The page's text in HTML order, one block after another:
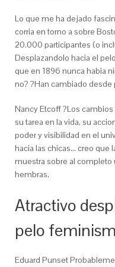
Lo que me ha dejado
corria en torno a sobre
20.000 participantes (o
Desplazandolo hacia el
que en 1896 nunca habia
no? ?Han cambiado desde
Nancy Etcoff ?Los
su tarea en la vida, su
poder y visibilidad en el
hacia las chicas… creo que
muestra sobre al completo
hembras.
Atractivo
pelo
Eduard Punset